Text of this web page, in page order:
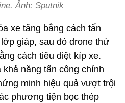
Ảnh: Sputnik
xe tăng bằng cách tấn
giáp, sau đó drone thứ
cách tiêu diệt kíp xe.
năng tấn công chính
minh hiệu quả vượt trội
phương tiện bọc thép